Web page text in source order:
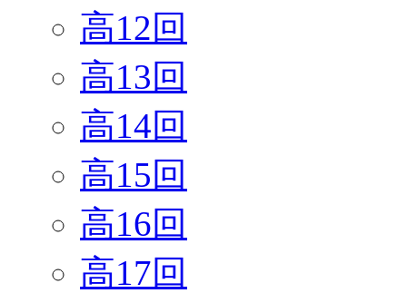
高12回
高13回
高14回
高15回
高16回
高17回